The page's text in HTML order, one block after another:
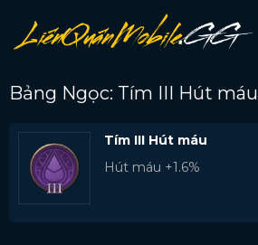
qua
nội
Bảng Ngọc: Tím III Hút máu
Tím III Hút máu
Hút máu +1.6%